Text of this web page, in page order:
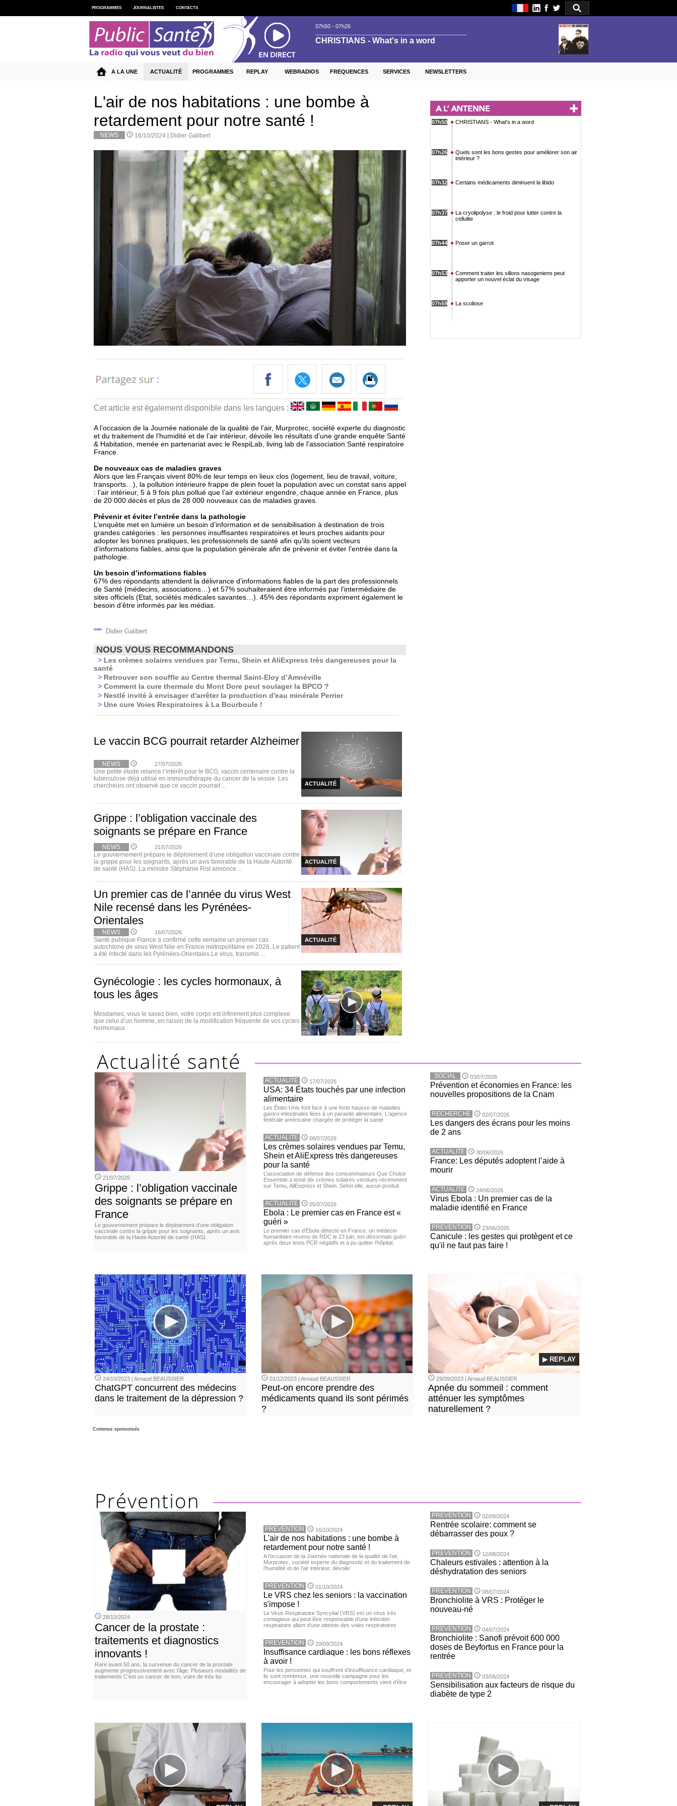
L'air de nos habitations : une bombe à
retardement pour notre santé !
NEWS 16/10/2024 | Didier Galibert
Cet article est également disponible dans les langues :
A l’occasion de la Journée nationale de la qualité de l’air, Murprotec, société experte du diagnostic
et du traitement de l’humidité et de l’air intérieur, dévoile les résultats d’une grande enquête Santé
& Habitation, menée en partenariat avec le RespiLab, living lab de l’association Santé respiratoire
France.
De nouveaux cas de maladies graves
Alors que les Français vivent 80% de leur temps en lieux clos (logement, lieu de travail, voiture,
transports…), la pollution intérieure frappe de plein fouet la population avec un constat sans appel
: l’air intérieur, 5 à 9 fois plus pollué que l’air extérieur engendre, chaque année en France, plus
de 20 000 décès et plus de 28 000 nouveaux cas de maladies graves.
Prévenir et éviter l’entrée dans la pathologie
L’enquête met en lumière un besoin d’information et de sensibilisation à destination de trois
grandes catégories : les personnes insuffisantes respiratoires et leurs proches aidants pour
adopter les bonnes pratiques, les professionnels de santé afin qu’ils soient vecteurs
d’informations fiables, ainsi que la population générale afin de prévenir et éviter l’entrée dans la
pathologie.
Un besoin d’informations fiables
67% des répondants attendent la délivrance d’informations fiables de la part des professionnels
de Santé (médecins, associations…) et 57% souhaiteraient être informés par l’intermédiaire de
sites officiels (Etat, sociétés médicales savantes…). 45% des répondants expriment également le
besoin d’être informés par les médias.
Didier Galibert
NOUS VOUS RECOMMANDONS
> Les crèmes solaires vendues par Temu, Shein et AliExpress très dangereuses pour la
santé
> Retrouver son souffle au Centre thermal Saint-Eloy d’Amnéville
> Comment la cure thermale du Mont Dore peut soulager la BPCO ?
> Nestlé invité à envisager d'arrêter la production d'eau minérale Perrier
> Une cure Voies Respiratoires à La Bourboule !
Le vaccin BCG pourrait retarder Alzheimer
ACTUALITÉ
NEWS 27/07/2026
Une petite étude relance l’intérêt pour le BCG, vaccin centenaire contre la
tuberculose déjà utilisé en immunothérapie du cancer de la vessie. Les
chercheurs ont observé que ce vaccin pourrait ...
Grippe : l’obligation vaccinale des
soignants se prépare en France
ACTUALITÉ
NEWS 21/07/2026
Le gouvernement prépare le déploiement d’une obligation vaccinale contre
la grippe pour les soignants, après un avis favorable de la Haute Autorité
de santé (HAS). La ministre Stéphanie Rist annonce ...
Un premier cas de l’année du virus West
Nile recensé dans les Pyrénées-
Orientales
ACTUALITÉ
NEWS 16/07/2026
Santé publique France a confirmé cette semaine un premier cas
autochtone de virus West Nile en France métropolitaine en 2026. Le patient
a été infecté dans les Pyrénées-Orientales.Le virus, transmis ...
Gynécologie : les cycles hormonaux, à
tous les âges
Mesdames, vous le savez bien, votre corps est infiniment plus complexe
que celui d’un homme, en raison de la modification fréquente de vos cycles
hormonaux.
21/07/2026
Grippe : l’obligation vaccinale
des soignants se prépare en
France
Le gouvernement prépare le déploiement d’une obligation
vaccinale contre la grippe pour les soignants, après un avis
favorable de la Haute Autorité de santé (HAS).
ACTUALITE 17/07/2026
USA: 34 États touchés par une infection
alimentaire
Les États-Unis font face à une forte hausse de maladies
gastro-intestinales liées à un parasite alimentaire. L'agence
fédérale américaine chargée de protéger la santé
ACTUALITE 08/07/2026
Les crèmes solaires vendues par Temu,
Shein et AliExpress très dangereuses
pour la santé
L’association de défense des consommateurs Que Choisir
Ensemble a testé dix crèmes solaires vendues récemment
sur Temu, AliExpress et Shein. Selon elle, aucun produit
ACTUALITE 05/07/2026
Ebola : Le premier cas en France est «
guéri »
Le premier cas d’Ebola détecté en France, un médecin
humanitaire revenu de RDC le 23 juin, est désormais guéri
après deux tests PCR négatifs et a pu quitter l’hôpital,
SOCIAL 03/07/2026
Prévention et économies en France: les
nouvelles propositions de la Cnam
RECHERCHE 02/07/2026
Les dangers des écrans pour les moins
de 2 ans
ACTUALITE 30/06/2026
France: Les députés adoptent l’aide à
mourir
ACTUALITE 24/06/2026
Virus Ebola : Un premier cas de la
maladie identifié en France
PREVENTION 23/06/2026
Canicule : les gestes qui protègent et ce
qu'il ne faut pas faire !
24/10/2023 | Arnaud BEAUSSIER
ChatGPT concurrent des médecins
dans le traitement de la dépression ?
01/12/2023 | Arnaud BEAUSSIER
Peut-on encore prendre des
médicaments quand ils sont périmés
?
▶ REPLAY
29/09/2023 | Arnaud BEAUSSIER
Apnée du sommeil : comment
atténuer les symptômes
naturellement ?
Contenus sponsorisés
28/10/2024
Cancer de la prostate :
traitements et diagnostics
innovants !
Rare avant 50 ans, la survenue du cancer de la prostate
augmente progressivement avec l’âge. Plusieurs modalités de
traitements C’est un cancer de bon, voire de très bo
PREVENTION 16/10/2024
L'air de nos habitations : une bombe à
retardement pour notre santé !
A l’occasion de la Journée nationale de la qualité de l’air,
Murprotec, société experte du diagnostic et du traitement de
l’humidité et de l’air intérieur, dévoile
PREVENTION 01/10/2024
Le VRS chez les seniors : la vaccination
s'impose !
Le Virus Respiratoire Syncytial (VRS) est un virus très
contagieux qui peut être responsable d’une infection
respiratoire allant d’une atteinte des voies respiratoires
PREVENTION 20/09/2024
Insuffisance cardiaque : les bons réflexes
à avoir !
Pour les personnes qui souffrent d’insuffisance cardiaque, et
ils sont nombreux, une nouvelle campagne pour les
encourager à adopter les bons comportements vient d’être
PREVENTION 02/09/2024
Rentrée scolaire: comment se
débarrasser des poux ?
PREVENTION 12/08/2024
Chaleurs estivales : attention à la
déshydratation des seniors
PREVENTION 08/07/2024
Bronchiolite à VRS : Protéger le
nouveau-né
PREVENTION 04/07/2024
Bronchiolite : Sanofi prévoit 600 000
doses de Beyfortus en France pour la
rentrée
PREVENTION 03/06/2024
Sensibilisation aux facteurs de risque du
diabète de type 2
PROGRAMMES JOURNALISTES CONTACTS
A LA UNE ACTUALITÉ PROGRAMMES REPLAY WEBRADIOS FREQUENCES SERVICES NEWSLETTERS